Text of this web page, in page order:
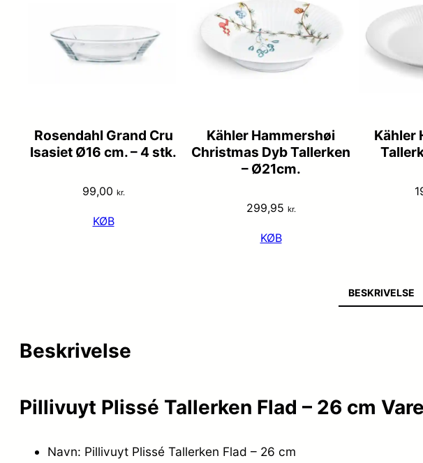
Rosendahl Grand Cru
Isasiet Ø16 cm. – 4 stk.
99,00 kr.
KØB
Kähler Hammershøi
Christmas Dyb Tallerken
– Ø21cm.
299,95 kr.
KØB
Kähler
BESKRIVELSE
Beskrivelse
Pillivuyt Plissé Tallerken Flad – 26 cm
Navn: Pillivuyt Plissé Tallerken Flad – 26 cm